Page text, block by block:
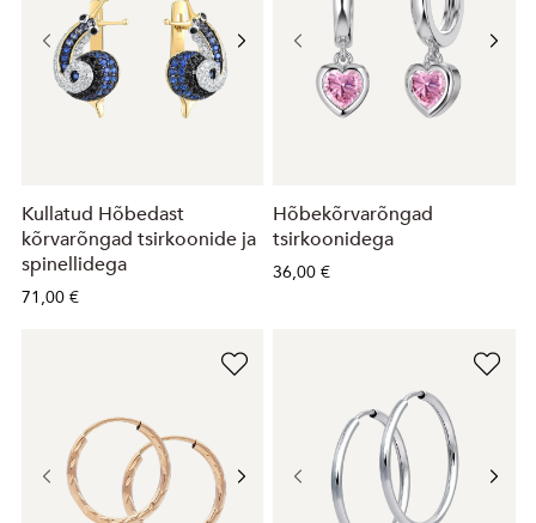
Kullatud Hõbedast
kõrvarõngad tsirkoonide ja
spinellidega
71,00 €
Hõbekõrvarõngad
tsirkoonidega
36,00 €